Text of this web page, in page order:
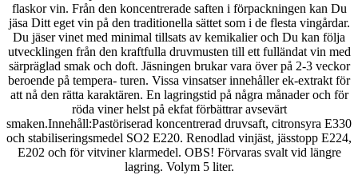
flaskor vin. Från den koncentrerade saften i förpackningen kan Du
jäsa Ditt eget vin på den traditionella sättet som i de flesta vingårdar.
Du jäser vinet med minimal tillsats av kemikalier och Du kan följa
utvecklingen från den kraftfulla druvmusten till ett fulländat vin med
särpräglad smak och doft. Jäsningen brukar vara över på 2-3 veckor
beroende på tempera- turen. Vissa vinsatser innehåller ek-extrakt för
att nå den rätta karaktären. En lagringstid på några månader och för
röda viner helst på ekfat förbättrar avsevärt
smaken.Innehåll:Pastöriserad koncentrerad druvsaft, citronsyra E330
och stabiliseringsmedel SO2 E220. Renodlad vinjäst, jässtopp E224,
E202 och för vitviner klarmedel. OBS! Förvaras svalt vid längre
lagring. Volym 5 liter.